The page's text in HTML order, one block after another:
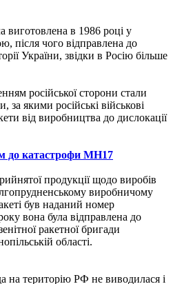
виготовлена ​​в 1986 році у
після чого відправлена ​​до
України, звідки в Росію більше
російської сторони стали
за якими російські військові
від виробництва до дислокації
до катастрофи MH17
продукції щодо виробів
виробничому
був наданий номер
вона була відправлена ​​до
ракетної бригади
області.
на територію РФ не виводилася і